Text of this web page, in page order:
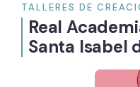
TALLERES DE
Real
Santa Isabel